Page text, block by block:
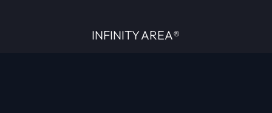
INFINITY AREA®